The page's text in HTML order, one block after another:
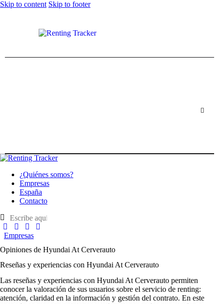
Skip to content Skip to footer
¿Quiénes somos?
Empresas
España
Contacto
Empresas
Opiniones de Hyundai At Cerverauto
Reseñas y experiencias con Hyundai At Cerverauto
Las reseñas y experiencias con Hyundai At Cerverauto permiten
conocer la valoración de sus usuarios sobre el servicio de renting:
atención, claridad en la información y gestión del contrato. En este